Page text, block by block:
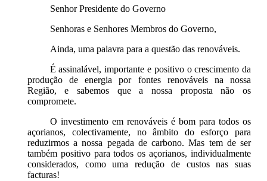
Senhor Presidente do Governo
Senhoras e Senhores Membros do Governo,
Ainda, uma palavra para a questão das renováveis.
É assinalável, importante e positivo o crescimento da
produção de energia por fontes renováveis na nossa
Região, e sabemos que a nossa proposta não os
compromete.
O investimento em renováveis é bom para todos os
açorianos, colectivamente, no âmbito do esforço para
reduzirmos a nossa pegada de carbono. Mas tem de ser
também positivo para todos os açorianos, individualmente
considerados, como uma redução de custos nas suas
facturas!